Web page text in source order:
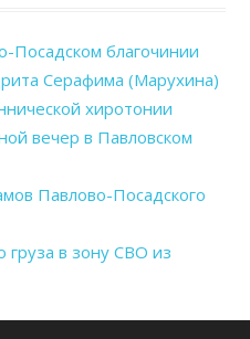
Посадском благочинии
Серафима (Марухина)
хиротонии
вечер в Павловском
Павлово-Посадского
груза в зону СВО из